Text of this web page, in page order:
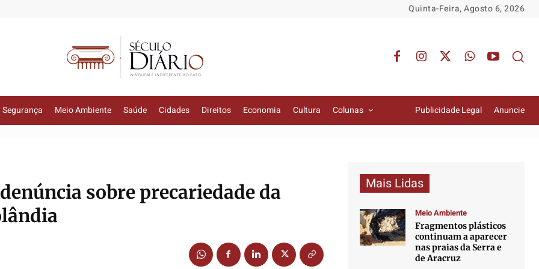
Quinta-Feira, Agosto 6, 2026
Segurança Meio Ambiente Saúde Cidades Direitos Economia Cultura Colunas Publicidade Legal Anuncie
sobre precariedade da
Mais Lidas
Meio Ambiente
Fragmentos plásticos
continuam a aparecer
nas praias da Serra e
de Aracruz